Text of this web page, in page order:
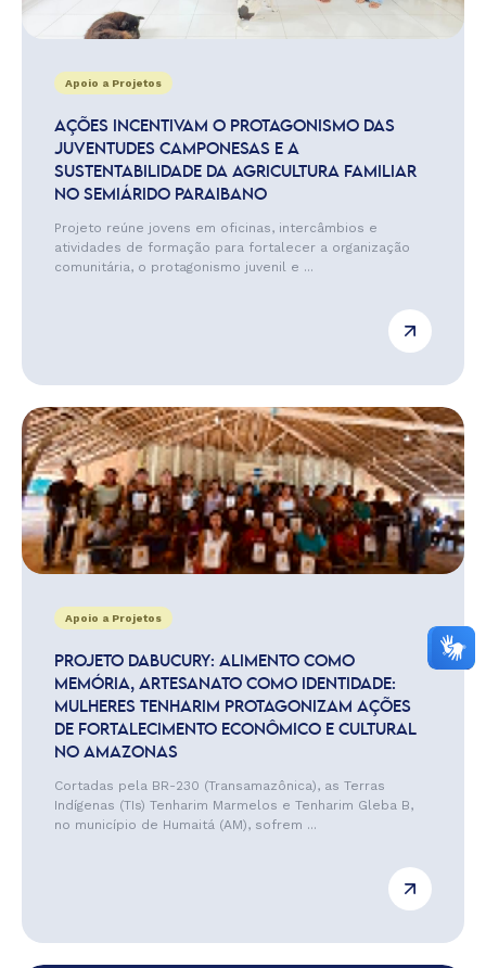
Apoio a Projetos
AÇÕES INCENTIVAM O PROTAGONISMO DAS
JUVENTUDES CAMPONESAS E A
SUSTENTABILIDADE DA AGRICULTURA FAMILIAR
NO SEMIÁRIDO PARAIBANO
Projeto reúne jovens em oficinas, intercâmbios e
atividades de formação para fortalecer a organização
comunitária, o protagonismo juvenil e ...
Apoio a Projetos
PROJETO DABUCURY: ALIMENTO COMO
MEMÓRIA, ARTESANATO COMO IDENTIDADE:
MULHERES TENHARIM PROTAGONIZAM AÇÕES
DE FORTALECIMENTO ECONÔMICO E CULTURAL
NO AMAZONAS
Cortadas pela BR-230 (Transamazônica), as Terras
Indígenas (TIs) Tenharim Marmelos e Tenharim Gleba B,
no município de Humaitá (AM), sofrem ...